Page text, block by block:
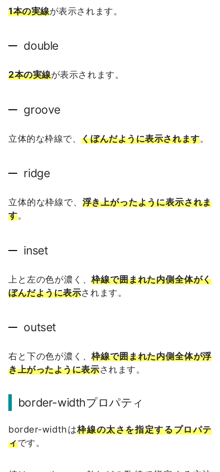
1本の実線が表示されます。
double
2本の実線が表示されます。
groove
立体的な枠線で、 くぼんだように表示されます。
ridge
立体的な枠線で、 浮き上がったように表示されま
す。
inset
上と左の色が濃く、枠線で囲まれた内側全体がく
ぼんだように表示されます。
outset
右と下の色が濃く、枠線で囲まれた内側全体が浮
き上がったように表示されます。
border-widthプロパティ
border-widthは枠線の太さを指定するプロパテ
ィです。